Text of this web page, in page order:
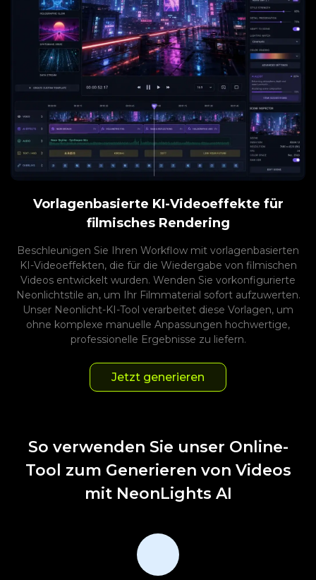
Vorlagenbasierte KI-Videoeffekte für
filmisches Rendering
Beschleunigen Sie Ihren Workflow mit vorlagenbasierten
KI-Videoeffekten, die für die Wiedergabe von filmischen
Videos entwickelt wurden. Wenden Sie vorkonfigurierte
Neonlichtstile an, um Ihr Filmmaterial sofort aufzuwerten.
Unser Neonlicht-KI-Tool verarbeitet diese Vorlagen, um
ohne komplexe manuelle Anpassungen hochwertige,
professionelle Ergebnisse zu liefern.
Jetzt generieren
So verwenden Sie unser Online-
Tool zum Generieren von Videos
mit NeonLights AI